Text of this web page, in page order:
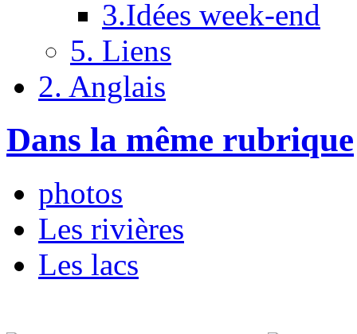
3.Idées week-end
5. Liens
2. Anglais
Dans la même rubrique
photos
Les rivières
Les lacs